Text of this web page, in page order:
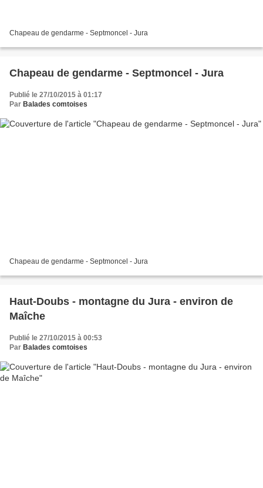
Chapeau de gendarme - Septmoncel - Jura
Chapeau de gendarme - Septmoncel - Jura
Publié le 27/10/2015 à 01:17
Par Balades comtoises
Chapeau de gendarme - Septmoncel - Jura
Haut-Doubs - montagne du Jura - environ de
Maîche
Publié le 27/10/2015 à 00:53
Par Balades comtoises